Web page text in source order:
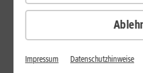
Outdoor-
eignen sich die
Impressum Datenschutzhinweise